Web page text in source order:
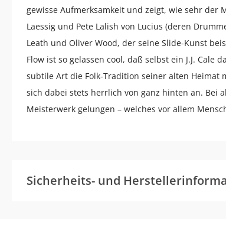
gewisse Aufmerksamkeit und zeigt, wie sehr der
Laessig und Pete Lalish von Lucius (deren
Leath und Oliver Wood, der seine Slide-Kunst
Flow ist so gelassen cool, daß selbst ein J.J.
subtile Art die Folk-Tradition seiner alten Heimat
sich dabei stets herrlich von ganz hinten an. Bei
Meisterwerk gelungen – welches vor allem
Sicherheits- und